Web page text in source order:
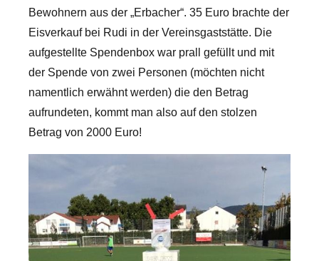
Bewohnern aus der „Erbacher“. 35 Euro brachte der
Eisverkauf bei Rudi in der Vereinsgaststätte. Die
aufgestellte Spendenbox war prall gefüllt und mit
der Spende von zwei Personen (möchten nicht
namentlich erwähnt werden) die den Betrag
aufrundeten, kommt man also auf den stolzen
Betrag von 2000 Euro!